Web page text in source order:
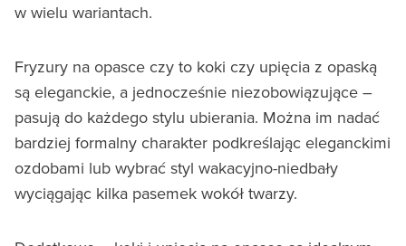
w wielu wariantach.
Fryzury na opasce czy to koki czy upięcia z opaską
są eleganckie, a jednocześnie niezobowiązujące –
pasują do każdego stylu ubierania. Można im nadać
bardziej formalny charakter podkreślając eleganckimi
ozdobami lub wybrać styl wakacyjno-niedbały
wyciągając kilka pasemek wokół twarzy.